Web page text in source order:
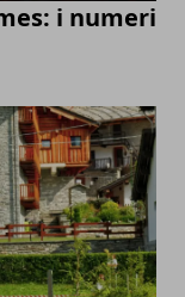
i numeri